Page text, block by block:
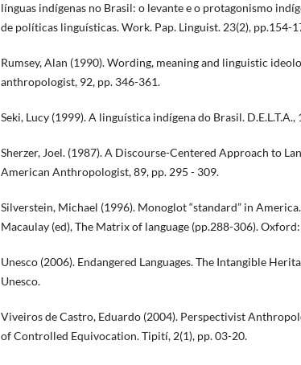
línguas indígenas no Brasil: o levante e o protagonismo
de políticas linguísticas. Work. Pap. Linguist. 23(2), pp.154-
Rumsey, Alan (1990). Wording, meaning and linguistic
anthropologist, 92, pp. 346-361.
Seki, Lucy (1999). A linguística indígena do Brasil. D.E.L.T.A.,
Sherzer, Joel. (1987). A Discourse-Centered Approach to
American Anthropologist, 89, pp. 295 - 309.
Silverstein, Michael (1996). Monoglot “standard” in
Macaulay (ed), The Matrix of language (pp.288-306).
Unesco (2006). Endangered Languages. The Intangible
Unesco.
Viveiros de Castro, Eduardo (2004). Perspectivist
of Controlled Equivocation. Tipití, 2(1), pp. 03-20.